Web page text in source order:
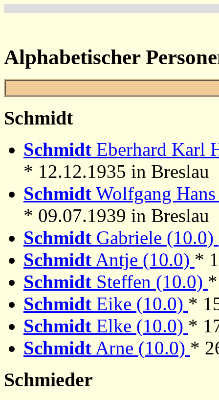
Alphabetischer
Schmidt
Schmidt Eberhard Karl
* 12.12.1935 in Breslau
Schmidt Wolfgang
* 09.07.1939 in Breslau
Schmidt Gabriele (10.0)
Schmidt Antje (10.0) *
Schmidt Steffen (10.0)
Schmidt Eike (10.0) *
Schmidt Elke (10.0) *
Schmidt Arne (10.0) *
Schmieder